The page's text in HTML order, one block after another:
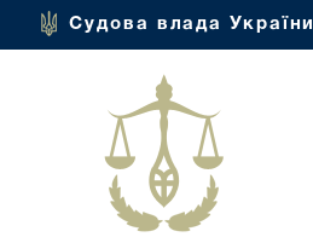
Судова влада України